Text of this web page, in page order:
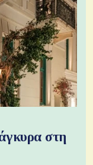
άγκυρα στη